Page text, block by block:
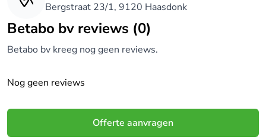
Bergstraat 23/1, 9120 Haasdonk
Betabo bv reviews (0)
Betabo bv kreeg nog geen reviews.
Nog geen reviews
Offerte aanvragen